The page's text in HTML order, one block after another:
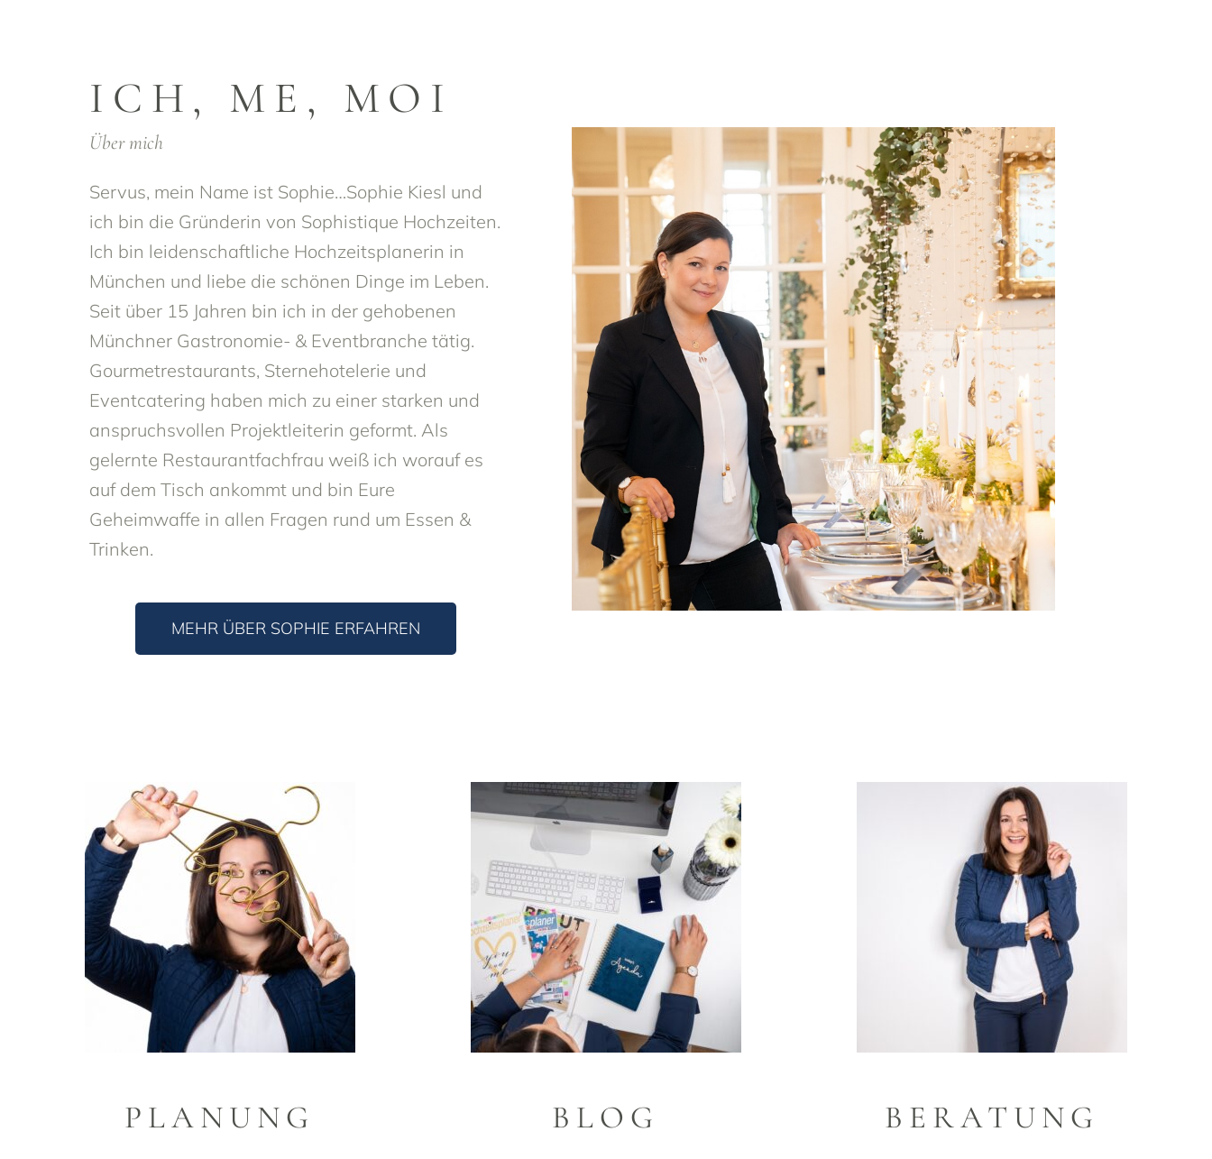
ICH, ME, MOI
Über mich
Servus, mein Name ist Sophie…Sophie Kiesl und
ich bin die Gründerin von Sophistique Hochzeiten.
Ich bin leidenschaftliche Hochzeitsplanerin in
München und liebe die schönen Dinge im Leben.
Seit über 15 Jahren bin ich in der gehobenen
Münchner Gastronomie- & Eventbranche tätig.
Gourmetrestaurants, Sternehotelerie und
Eventcatering haben mich zu einer starken und
anspruchsvollen Projektleiterin geformt. Als
gelernte Restaurantfachfrau weiß ich worauf es
auf dem Tisch ankommt und bin Eure
Geheimwaffe in allen Fragen rund um Essen &
Trinken.
MEHR ÜBER SOPHIE ERFAHREN
PLANUNG BLOG BERATUNG